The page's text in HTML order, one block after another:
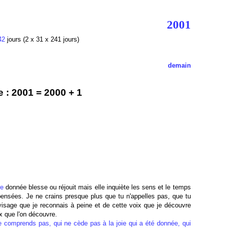
2001
jours (2 x 31 x 241 jours)
demain
2001 = 2000 + 1
donnée blesse ou réjouit mais elle inquiète les sens et le temps
Je ne crains presque plus que tu n'appelles pas, que tu
que je reconnais à peine et de cette voix que je découvre
que l'on découvre.
pas, qui ne cède pas à la joie qui a été donnée, qui